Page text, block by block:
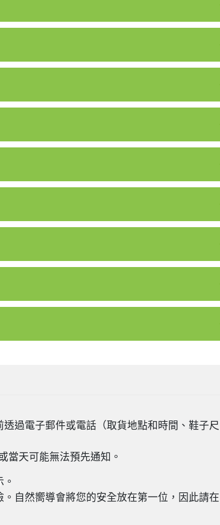
過電子郵件或電話（取貨地點和時間、鞋子尺
當天可能無法預先通知。
自然嚮導會將您的安全放在第一位，因此請在